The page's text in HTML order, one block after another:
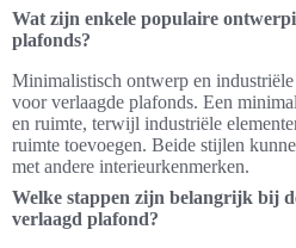
Wat zijn enkele populaire
plafonds?
Minimalistisch ontwerp en
voor verlaagde plafonds. Een
en ruimte, terwijl industriële
ruimte toevoegen. Beide stijlen
met andere interieurkenmerken.
Welke stappen zijn belangrijk bij
verlaagd plafond?